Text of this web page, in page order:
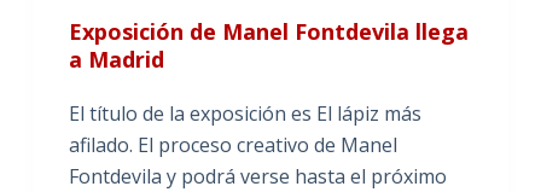
Exposición de Manel Fontdevila llega
a Madrid
El título de la exposición es El lápiz más
afilado. El proceso creativo de Manel
Fontdevila y podrá verse hasta el próximo